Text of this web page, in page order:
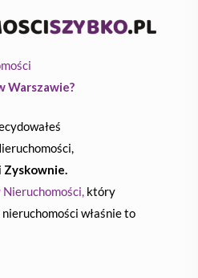
Warszawie?
i Zyskownie.
który
właśnie to